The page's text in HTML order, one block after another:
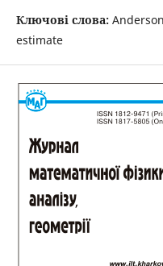
Ключові слова:
estimate